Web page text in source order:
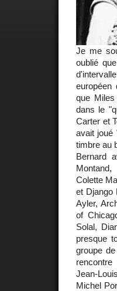
Je me
oublié
européen
que
dans le
Carter et
avait joué
timbre au
Bernard
Colette
et Django
Ayler,
of
Solal,
presque
groupe
Jean-
Michel